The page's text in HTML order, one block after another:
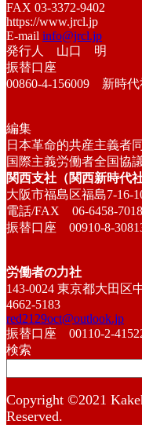
FAX 03-3372-9402
https://www.jrcl.jp
E-mail info@jrcl.jp
発行人 山口 明
振替口座
00860-4-156009 新時代
編集
日本革命的共産主義者
国際主義労働者全国協
関西支社（関西新時代社
大阪市福島区福島7-16-
電話/FAX 06-6458-7018
振替口座 00910-8-
労働者の力社
143-0024 東京都大田
4662-5183
red2129oct@outlook.jp
振替口座 00110-2-
検索
Copyright ©2021
Reserved.